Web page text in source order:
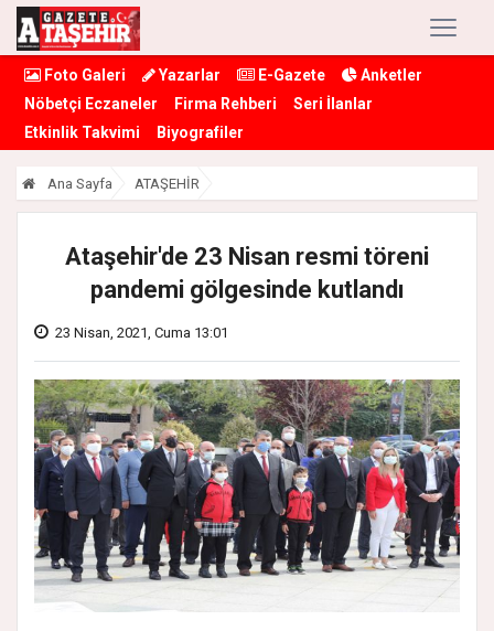
Foto Galeri Yazarlar E-Gazete
Anketler
Nöbetçi Eczaneler
Firma Rehberi
Seri İlanlar
Etkinlik Takvimi
Biyografiler
Ana Sayfa ATAŞEHİR
Ataşehir'de 23 Nisan resmi töreni
pandemi gölgesinde kutlandı
23 Nisan, 2021, Cuma 13:01